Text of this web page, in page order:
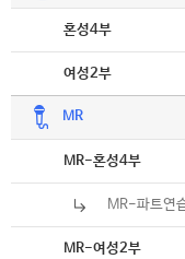
혼성4부
여성2부
MR
MR-혼성4부
MR-파트연
MR-여성2부